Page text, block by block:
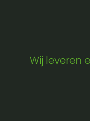
Wij leveren